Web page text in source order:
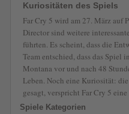
Kuriositäten des Spiels
Far Cry 5 wird am 27. März auf
Director sind weitere
führten. Es scheint, dass die
Team entschied, dass das
Montana vor und nach 48
Leben. Noch eine Kuriosität:
gesagt, verspricht Far Cry 5
Spiele Kategorien